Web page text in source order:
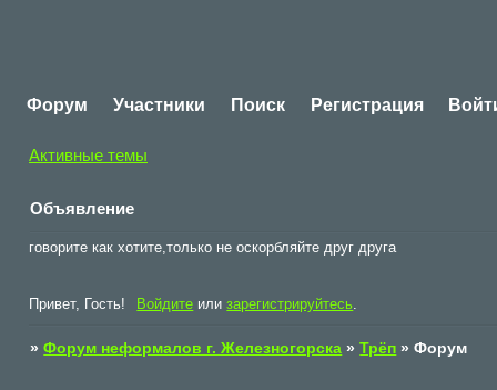
Форум Участники Поиск Регистрация
Активные темы
Объявление
говорите как хотите,только не оскорбляйте друг друга
Привет, Гость! Войдите илизарегистрируйтесь.
»Форум неформалов г. Железногорска »Трёп »Форум